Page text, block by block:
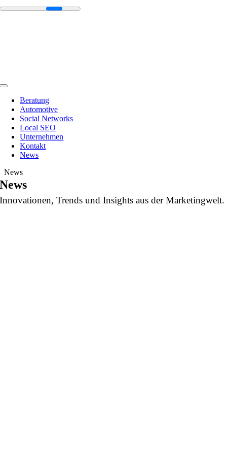
Zum
Toggle
NavigationBeratung
Automotive
Social Networks
Local SEO
Unternehmen
Kontakt
News
News
News
Innovationen, Trends und Insights aus der Marketingwelt.